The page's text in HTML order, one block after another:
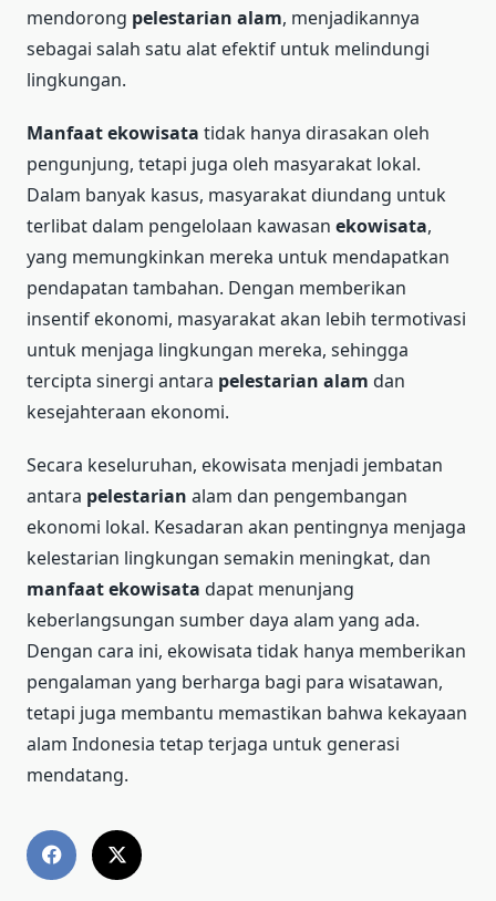
mendorong pelestarian alam, menjadikannya
sebagai salah satu alat efektif untuk melindungi
lingkungan.
Manfaat ekowisata tidak hanya dirasakan oleh
pengunjung, tetapi juga oleh masyarakat lokal.
Dalam banyak kasus, masyarakat diundang untuk
terlibat dalam pengelolaan kawasan ekowisata,
yang memungkinkan mereka untuk mendapatkan
pendapatan tambahan. Dengan memberikan
insentif ekonomi, masyarakat akan lebih termotivasi
untuk menjaga lingkungan mereka, sehingga
tercipta sinergi antara pelestarian alam dan
kesejahteraan ekonomi.
Secara keseluruhan, ekowisata menjadi jembatan
antara pelestarian alam dan pengembangan
ekonomi lokal. Kesadaran akan pentingnya menjaga
kelestarian lingkungan semakin meningkat, dan
manfaat ekowisata dapat menunjang
keberlangsungan sumber daya alam yang ada.
Dengan cara ini, ekowisata tidak hanya memberikan
pengalaman yang berharga bagi para wisatawan,
tetapi juga membantu memastikan bahwa kekayaan
alam Indonesia tetap terjaga untuk generasi
mendatang.